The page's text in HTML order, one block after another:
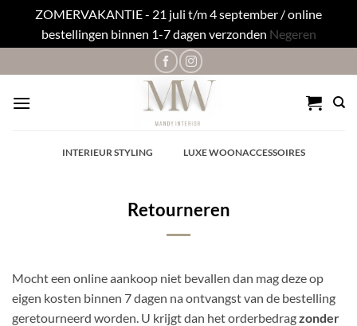
ZOMERVAKANTIE - 21 juli t/m 4 september / online
bestellingen binnen 1-7 dagen verzonden Negeren
naar
inhoud
INTERIEUR STYLING LUXE WOONACCESSOIRES
Retourneren
Mocht een online aankoop niet bevallen dan mag deze op
eigen kosten binnen 7 dagen na ontvangst van de bestelling
geretourneerd worden. U krijgt dan het orderbedragzonder